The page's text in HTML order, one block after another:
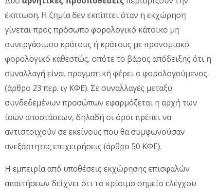
έκπτωση. Η ζημία δεν εκπίπτει όταν η εκχώρηση
γίνεται προς πρόσωπο φορολογικό κάτοικο μη
συνεργάσιμου κράτους ή κράτους με προνομιακό
φορολογικό καθεστώς, οπότε το βάρος απόδειξης ότι η
συναλλαγή είναι πραγματική φέρει ο φορολογούμενος
(άρθρο 23 περ. ιγ ΚΦΕ). Σε συναλλαγές μεταξύ
συνδεδεμένων προσώπων εφαρμόζεται η αρχή των
ίσων αποστάσεων, δηλαδή οι όροι πρέπει να
αντιστοιχούν σε εκείνους που θα συμφωνούσαν
ανεξάρτητες επιχειρήσεις (άρθρο 50 ΚΦΕ).
Η εμπειρία από υποθέσεις εκχώρησης επισφαλών
απαιτήσεων δείχνει ότι το κρίσιμο σημείο ελέγχου